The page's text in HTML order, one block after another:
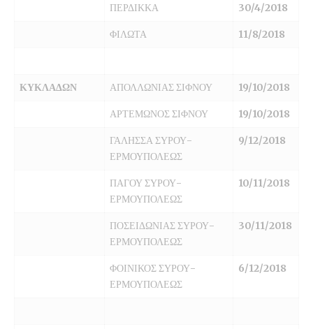
ΠΕΡΔΙΚΚΑ 30/4/2018
ΦΙΛΩΤΑ 11/8/2018
ΚΥΚΛΑΔΩΝ ΑΠΟΛΛΩΝΙΑΣ ΣΙΦΝΟΥ 19/10/2018
ΑΡΤΕΜΩΝΟΣ ΣΙΦΝΟΥ 19/10/2018
ΓΑΛΗΣΣΑ ΣΥΡΟΥ-
ΕΡΜΟΥΠΟΛΕΩΣ
9/12/2018
ΠΑΓΟΥ ΣΥΡΟΥ-
ΕΡΜΟΥΠΟΛΕΩΣ
10/11/2018
ΠΟΣΕΙΔΩΝΙΑΣ ΣΥΡΟΥ-
ΕΡΜΟΥΠΟΛΕΩΣ
30/11/2018
ΦΟΙΝΙΚΟΣ ΣΥΡΟΥ-
ΕΡΜΟΥΠΟΛΕΩΣ
6/12/2018